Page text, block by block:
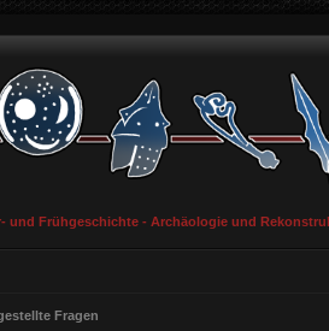
und Frühgeschichte - Archäologie und
Fragen